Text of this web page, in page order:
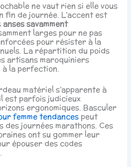
ne vaut rien si elle vous
fin de journée. L’accent est
anses savamment
larges pour ne pas
pour résister à la
La répartition du poids
artisans maroquiniers
à la perfection.
matériel s’apparente à
est parfois judicieux
ergonomiques. Basculer
femme tendances peut
des journées marathons. Ces
ont su gommer leur
épouser des codes